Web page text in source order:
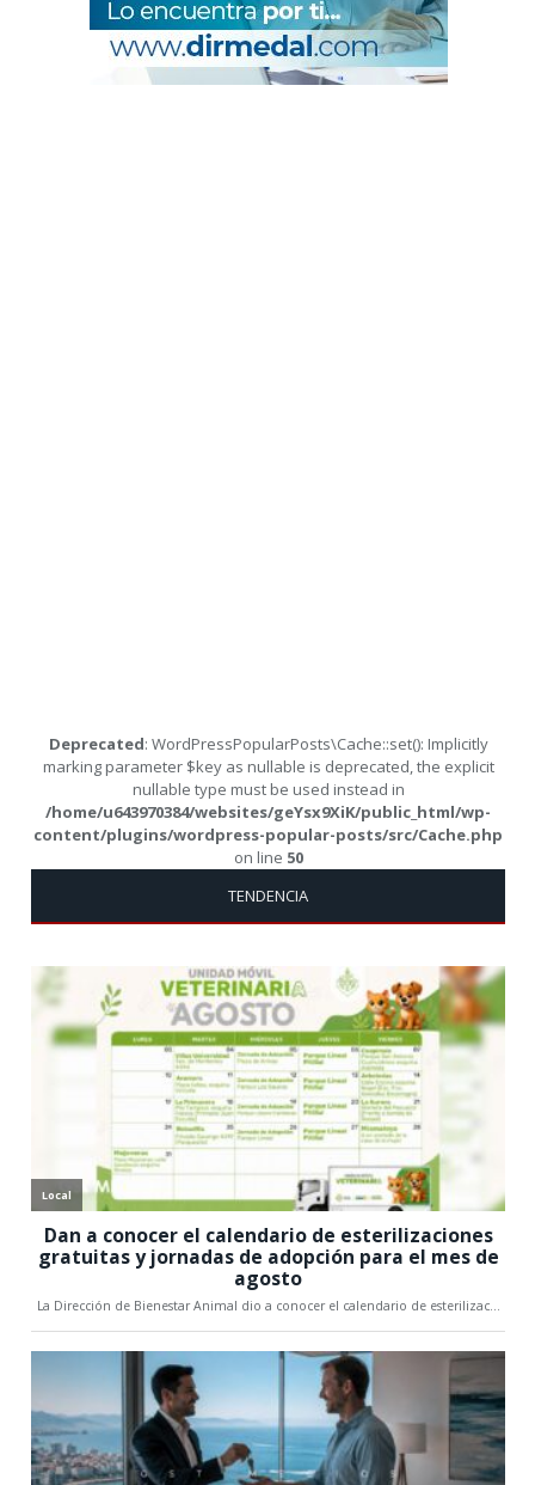
Deprecated: WordPressPopularPosts\Cache::set(): Implicitly
marking parameter $key as nullable is deprecated, the explicit
nullable type must be used instead in
/home/u643970384/websites/geYsx9XiK/public_html/wp-
content/plugins/wordpress-popular-posts/src/Cache.php
on line 50
TENDENCIA